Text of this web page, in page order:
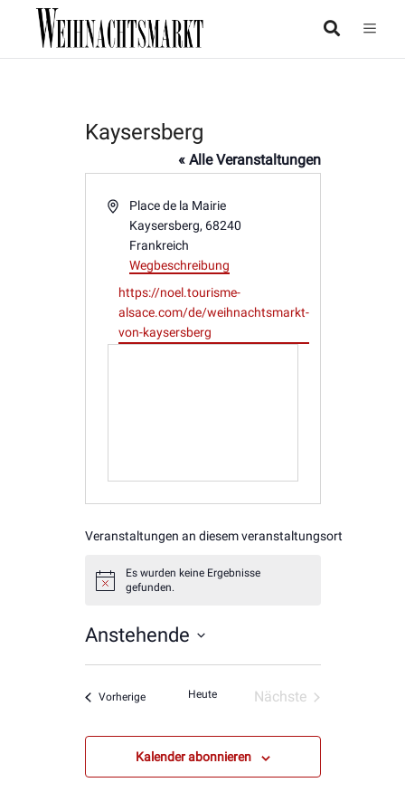
Kaysersberg
« Alle Veranstaltungen
AdressePlace de la Mairie
Kaysersberg, 68240
Frankreich
Wegbeschreibung
Webseite
https://noel.tourisme-
alsace.com/de/weihnachtsmarkt-
von-kaysersberg
Veranstaltungen an diesem veranstaltungsort
Hinweis
Es wurden keine Ergebnisse
gefunden.
Anstehende
Datum
VorherigeVeranstaltungen
Heute
Nächste
Kalender abonnieren